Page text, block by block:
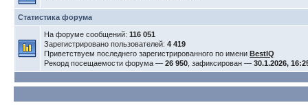
Статистика форума
На форуме сообщений:116 051
Зарегистрировано пользователей:4 419
Приветствуем последнего зарегистрированного по имениBestIQ
Рекорд посещаемости форума —26 950 , зафиксирован —30.1.2026,